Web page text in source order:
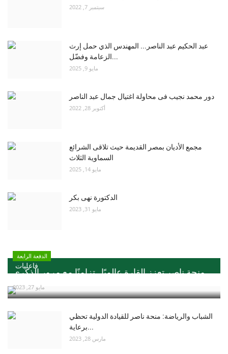
سبتمبر 7, 2022
عبد الحكيم عبد الناصر... المهندس الذي حمل إرث
الزعامة وفضّل...
مايو 9, 2025
دور محمد نجيب فى محاولة اغتيال جمال عبد الناصر
أكتوبر 28, 2022
مجمع الأديان بمصر القديمة حيث تلاقى الشرائع
السماوية الثلاث
مايو 14, 2025
الدكتورة نهى بكر
مايو 31, 2023
فاعليات
الدفعة الرابعة
منحة ناصر تعزز القارة عالميًا ..تزامنًا مع مرور الذكري...
مايو 27, 2023
الشباب والرياضة: منحة ناصر للقيادة الدولية تحظي
برعاية...
مارس 28, 2023